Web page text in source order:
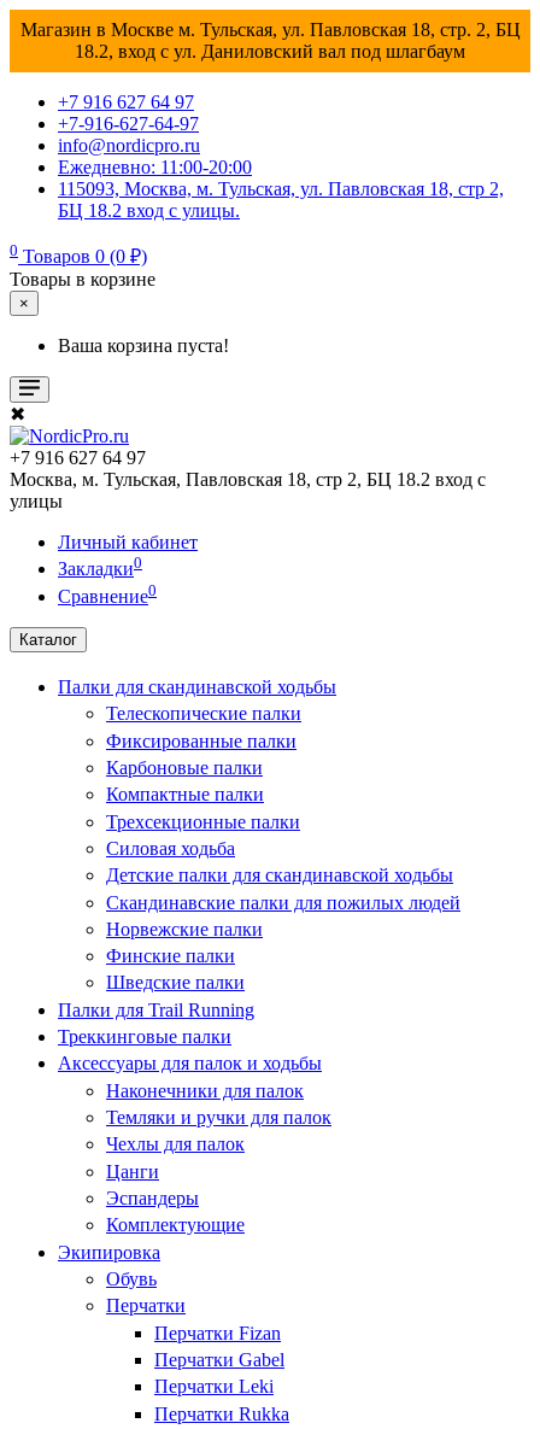
Магазин в Москве м. Тульская, ул. Павловская 18, стр. 2, БЦ
18.2, вход с ул. Даниловский вал под шлагбаум
+7 916 627 64 97
+7-916-627-64-97
info@nordicpro.ru
Ежедневно: 11:00-20:00
115093, Москва, м. Тульская, ул. Павловская 18, стр 2,
БЦ 18.2 вход с улицы.
0 Товаров 0 (0 ₽)
Товары в корзине
×
Ваша корзина пуста!
✖
+7 916 627 64 97
Москва, м. Тульская, Павловская 18, стр 2, БЦ 18.2 вход с
улицы
Личный кабинет
Закладки0
Сравнение0
Каталог
Палки для скандинавской ходьбы
Телескопические палки
Фиксированные палки
Карбоновые палки
Компактные палки
Трехсекционные палки
Силовая ходьба
Детские палки для скандинавской ходьбы
Скандинавские палки для пожилых людей
Норвежские палки
Финские палки
Шведские палки
Палки для Trail Running
Треккинговые палки
Аксессуары для палок и ходьбы
Наконечники для палок
Темляки и ручки для палок
Чехлы для палок
Цанги
Эспандеры
Комплектующие
Экипировка
Обувь
Перчатки
Перчатки Fizan
Перчатки Gabel
Перчатки Leki
Перчатки Rukka